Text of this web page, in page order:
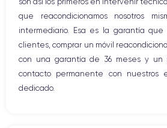
que reacondicionamos nosotros
intermediario. Esa es la garantía que
clientes, comprar un móvil
con una garantía de 36 meses y un
contacto permanente con nuestros
dedicado.